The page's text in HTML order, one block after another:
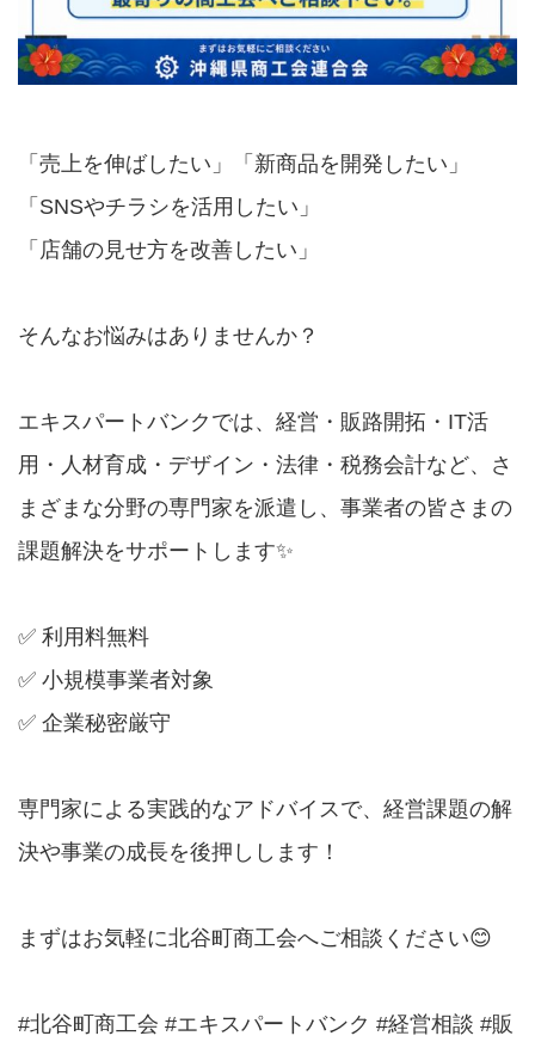
「売上を伸ばしたい」「新商品を開発したい」
「SNSやチラシを活用したい」
「店舗の見せ方を改善したい」
そんなお悩みはありませんか？
エキスパートバンクでは、経営・販路開拓・IT活
用・人材育成・デザイン・法律・税務会計など、さ
まざまな分野の専門家を派遣し、事業者の皆さまの
課題解決をサポートします✨
✅ 利用料無料
✅ 小規模事業者対象
✅ 企業秘密厳守
専門家による実践的なアドバイスで、経営課題の解
決や事業の成長を後押しします！
まずはお気軽に北谷町商工会へご相談ください😊
#北谷町商工会 #エキスパートバンク #経営相談 #販